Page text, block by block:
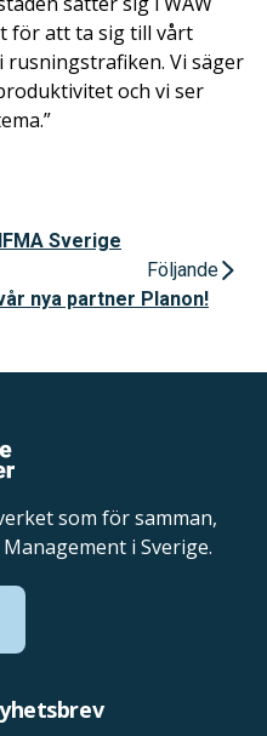
för att ta sig till vårt
Vi säger
och vi ser
Sverige
Följande
nya partner Planon!
som för samman,
i Sverige.